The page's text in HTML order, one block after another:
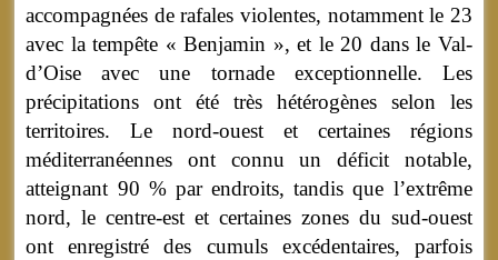
accompagnées de rafales violentes, notamment le 23
avec la tempête « Benjamin », et le 20 dans le Val-
d’Oise avec une tornade exceptionnelle. Les
précipitations ont été très hétérogènes selon les
territoires. Le nord-ouest et certaines régions
méditerranéennes ont connu un déficit notable,
atteignant 90 % par endroits, tandis que l’extrême
nord, le centre-est et certaines zones du sud-ouest
ont enregistré des cumuls excédentaires, parfois